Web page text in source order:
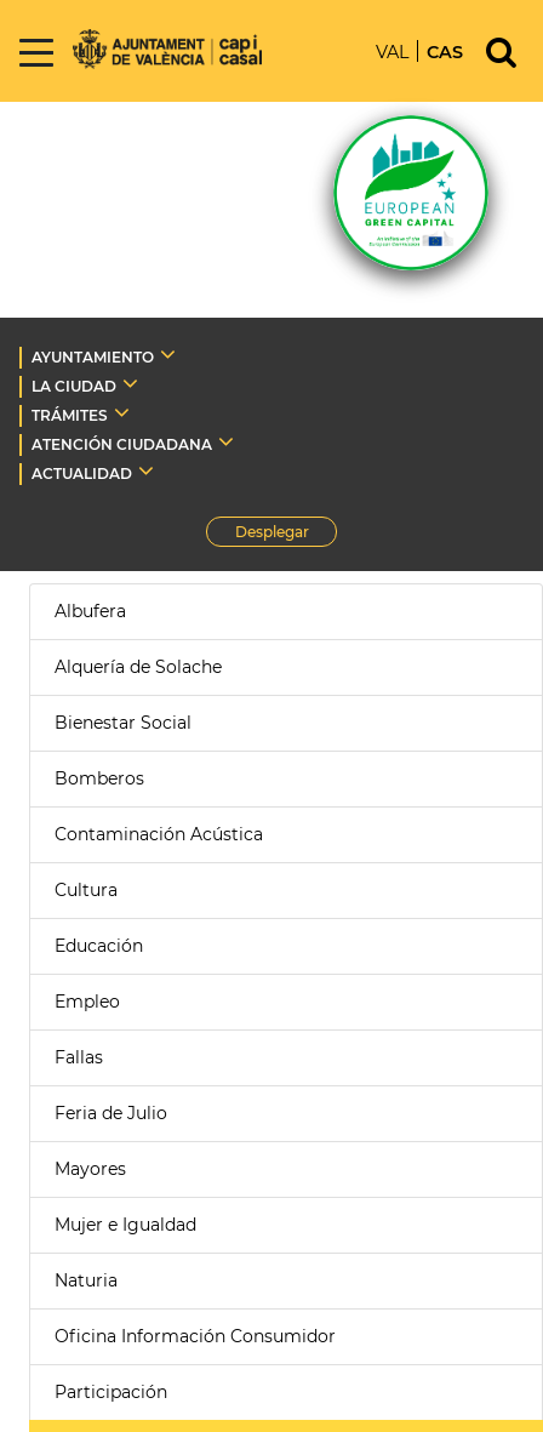
VAL CAS
AYUNTAMIENTO
LA CIUDAD
TRÁMITES
ATENCIÓN CIUDADANA
ACTUALIDAD
Desplegar
Albufera
Alquería de Solache
Bienestar Social
Bomberos
Contaminación Acústica
Cultura
Educación
Empleo
Fallas
Feria de Julio
Mayores
Mujer e Igualdad
Naturia
Oficina Información Consumidor
Participación